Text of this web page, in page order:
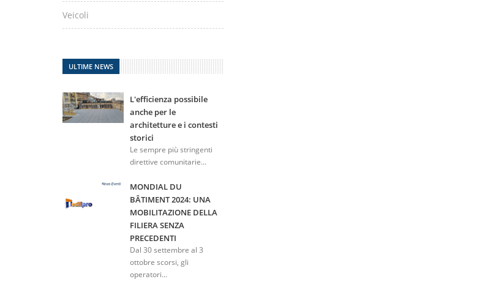
Veicoli
ULTIME NEWS
L'efficienza possibile
anche per le
architetture e i contesti
storici
Le sempre più stringenti
direttive comunitarie...
MONDIAL DU
BÂTIMENT 2024: UNA
MOBILITAZIONE DELLA
FILIERA SENZA
PRECEDENTI
Dal 30 settembre al 3
ottobre scorsi, gli
operatori...